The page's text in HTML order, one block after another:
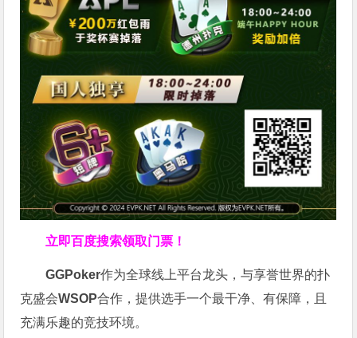
立即百度搜索领取门票！
GGPoker作为全球线上平台龙头，与享誉世界的扑
克盛会WSOP合作，提供选手一个最干净、有保障，且
充满乐趣的竞技环境。